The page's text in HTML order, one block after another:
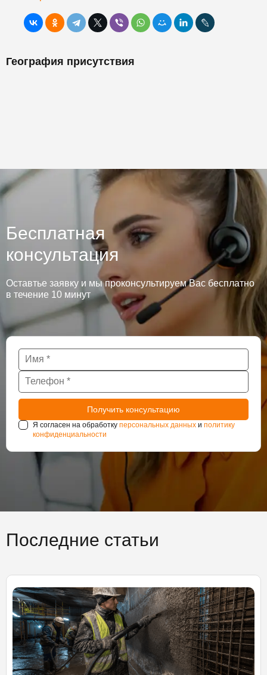
География присутствия
Бесплатная
консультация
Оставтье заявку и мы проконсультируем Вас бесплатно
в течение 10 минут
Я согласен на обработку персональных данных и политику
конфиденциальности
Последние статьи